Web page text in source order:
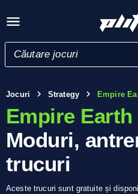
Jocuri Strategy Empire
Empire
Moduri,
trucuri
Aceste trucuri sunt gratuite și